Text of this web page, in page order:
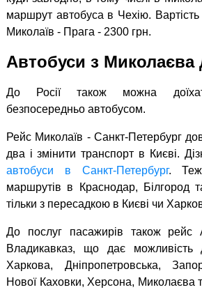
маршрут автобуса в Чехію. Вартість
Миколаїв - Прага - 2300 грн.
Автобуси з Миколаєва
До Росії також можна
безпосередньо автобусом.
Рейс Миколаїв - Санкт-Петербург
два і змінити транспорт в Києві.
автобуси в Санкт-Петербург. Теж
маршрутів в Краснодар, Білгород
тільки з пересадкою в Києві чи
До послуг пасажирів також рейс
Владикавказ, що дає можливість
Харкова, Дніпропетровська,
Нової Каховки, Херсона, Миколаєва